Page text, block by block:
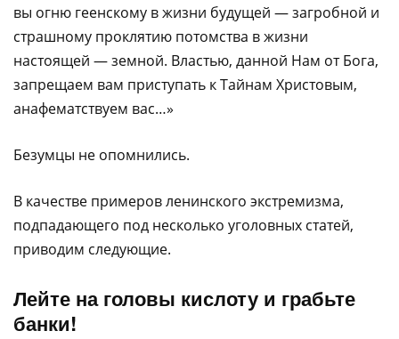
вы огню геенскому в жизни будущей — загробной и
страшному проклятию потомства в жизни
настоящей — земной. Властью, данной Нам от Бога,
запрещаем вам приступать к Тайнам Христовым,
анафематствуем вас…»
Безумцы не опомнились.
В качестве примеров ленинского экстремизма,
подпадающего под несколько уголовных статей,
приводим следующие.
Лейте на головы кислоту и грабьте
банки!